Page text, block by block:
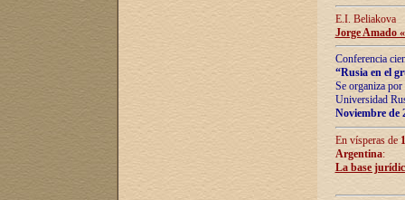
E.I. Beliakova
Jorge Amado
Conferencia
“Rusia en el
Se organiza
Universidad
Noviembre de
En vísperas de
Argentina:
La base